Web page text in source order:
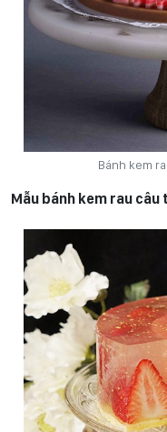
Bánh kem
Mẫu bánh kem rau